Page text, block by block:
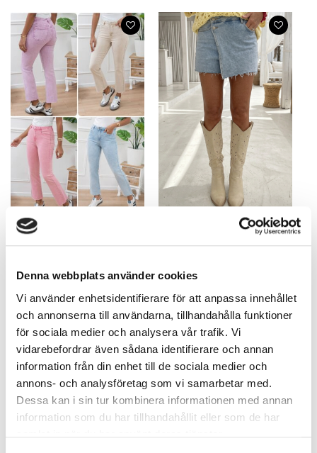
Denna webbplats använder cookies
Vi använder enhetsidentifierare för att anpassa innehållet
och annonserna till användarna, tillhandahålla funktioner
för sociala medier och analysera vår trafik. Vi
vidarebefordrar även sådana identifierare och annan
information från din enhet till de sociala medier och
annons- och analysföretag som vi samarbetar med.
Dessa kan i sin tur kombinera informationen med annan
information som du har tillhandahållit eller som de har
Folyrose Fanny Stretchige
Utsvengte Jeans i mange farger
Jeans Skorts – kjole/shorts i ett
med stretch
Tilbud!